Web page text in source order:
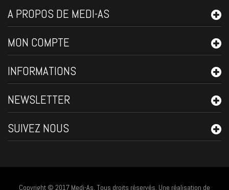
A PROPOS DE MEDI-AS
MON COMPTE
INFORMATIONS
NEWSLETTER
SUIVEZ NOUS
Copyright © 2017 Medi-As. Tous droits réservés. Une réalisation de